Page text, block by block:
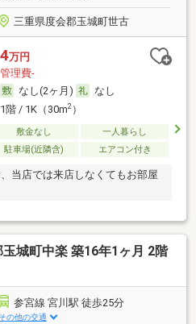
三重県度会郡玉城町世古
4万円
管理費-
なし(2ヶ月)
なし
1階 / 1K（30m2）
敷金なし
一人暮らし
駐車場(近隣含) エアコン付き
当店では来店しなくてもお部屋
城町中楽 築16年1ヶ月 2階
参宮線 宮川駅 徒歩25分
その他の交通